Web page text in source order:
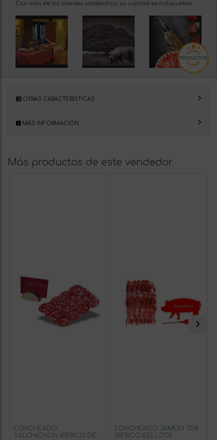
Con más de mil clientes satisfechos, su calidad es indiscutible.
OTRAS CARACTERÍSTICAS
MÁS INFORMACIÓN
Más productos de este vendedor
LONCHEADO
SALCHICHON IBERICO DE
LONCHEADO JAMON 75%
IBERICO BELLOTA